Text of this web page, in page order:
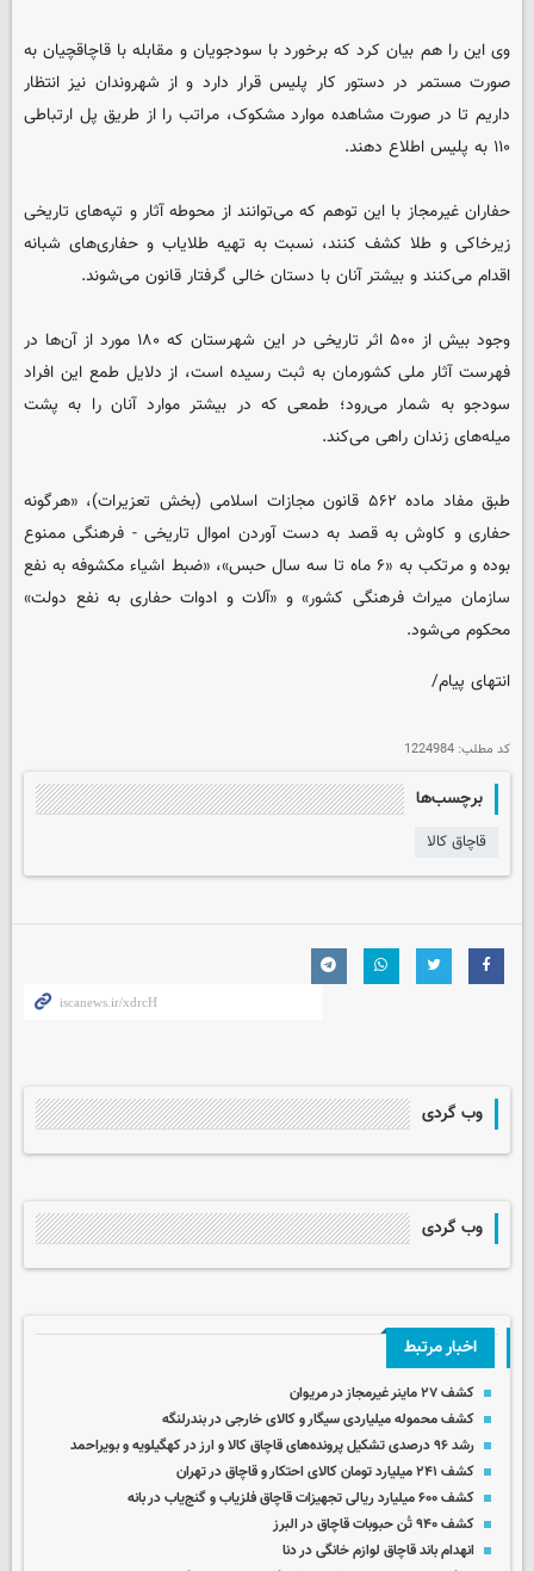
وی این را هم بیان کرد که برخورد با سودجویان و مقابله با قاچاقچیان به
صورت مستمر در دستور کار پلیس قرار دارد و از شهروندان نیز انتظار
داریم تا در صورت مشاهده موارد مشکوک، مراتب را از طریق پل ارتباطی
۱۱۰ به پلیس اطلاع دهند.
حفاران غیرمجاز با این توهم که می‌توانند از محوطه آثار و تپه‌های تاریخی
زیرخاکی و طلا کشف کنند، نسبت به تهیه طلایاب و حفاری‌های شبانه
اقدام می‌کنند و بیشتر آنان با دستان خالی گرفتار قانون می‌شوند.
وجود بیش از ۵۰۰ اثر تاریخی در این شهرستان که ۱۸۰ مورد از آن‌ها در
فهرست آثار ملی کشورمان به ثبت رسیده است، از دلایل طمع این افراد
سودجو به شمار می‌رود؛ طمعی که در بیشتر موارد آنان را به پشت
میله‌های زندان راهی می‌کند.
طبق مفاد ماده ۵۶۲ قانون مجازات اسلامی (بخش تعزیرات)، «هرگونه
حفاری و کاوش به قصد به دست آوردن اموال تاریخی - فرهنگی ممنوع
بوده و مرتکب به «۶ ماه تا سه سال حبس»، «ضبط اشیاء مکشوفه به نفع
سازمان میراث فرهنگی کشور» و «آلات و ادوات حفاری به نفع دولت»
محکوم می‌شود.
انتهای پیام/
کد مطلب: 1224984
برچسب‌ها
قاچاق کالا
وب گردی
وب گردی
اخبار مرتبط
کشف ۲۷ ماینر غیرمجاز در مریوان
کشف محموله میلیاردی سیگار و کالای خارجی در بندرلنگه
رشد ۹۶ درصدی تشکیل پرونده‌های قاچاق کالا و ارز در کهگیلویه و بویراحمد
کشف ۲۴۱ میلیارد تومان کالای احتکار و قاچاق در تهران
کشف ۶۰۰ میلیارد ریالی تجهیزات قاچاق فلزیاب و گنج‌یاب در بانه
کشف ۹۴۰ تُن حبوبات قاچاق در البرز
انهدام باند قاچاق لوازم خانگی در دنا